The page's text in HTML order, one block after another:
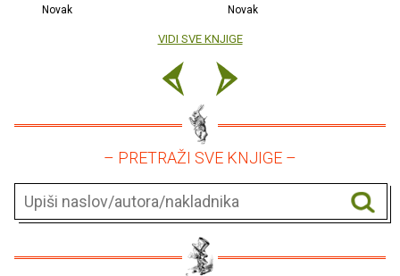
Novak
Novak
VIDI SVE KNJIGE
– PRETRAŽI SVE KNJIGE –